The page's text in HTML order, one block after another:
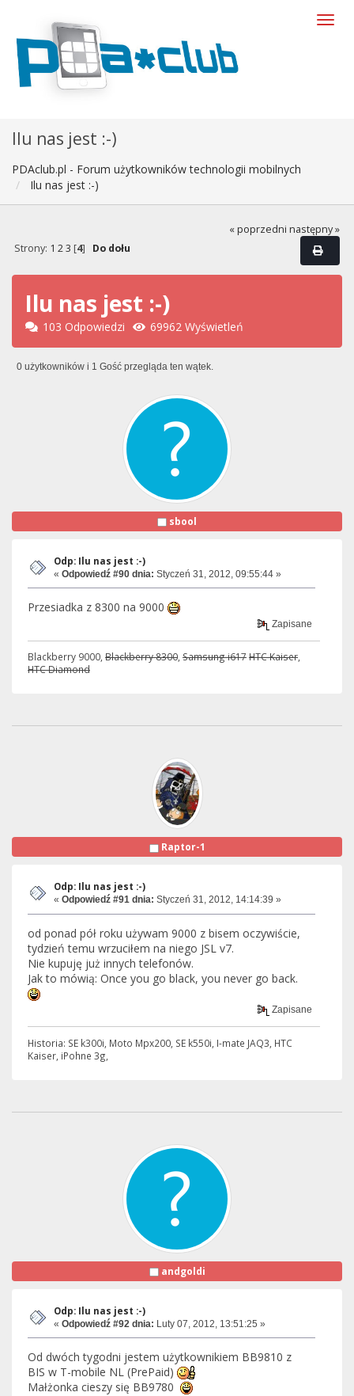
Ilu nas jest :-)
PDAclub.pl - Forum użytkowników technologii mobilnych
Ilu nas jest :-)
« poprzedni następny »
Strony: 1 2 3 [4] Do dołu
Ilu nas jest :-)
103 Odpowiedzi 69962 Wyświetleń
0 użytkowników i 1 Gość przegląda ten wątek.
sbool
Odp: Ilu nas jest :-)
« Odpowiedź #90 dnia: Styczeń 31, 2012, 09:55:44 »
Przesiadka z 8300 na 9000
Zapisane
Blackberry 9000, Blackberry 8300, Samsung i617HTC Kaiser,
HTC Diamond
Raptor-1
Odp: Ilu nas jest :-)
« Odpowiedź #91 dnia: Styczeń 31, 2012, 14:14:39 »
od ponad pół roku używam 9000 z bisem oczywiście,
tydzień temu wrzuciłem na niego JSL v7.
Nie kupuję już innych telefonów.
Jak to mówią: Once you go black, you never go back.
Zapisane
Historia: SE k300i, Moto Mpx200, SE k550i, I-mate JAQ3, HTC
Kaiser, iPohne 3g,
andgoldi
Odp: Ilu nas jest :-)
« Odpowiedź #92 dnia: Luty 07, 2012, 13:51:25 »
Od dwóch tygodni jestem użytkownikiem BB9810 z
BIS w T-mobile NL (PrePaid)
Małżonka cieszy się BB9780